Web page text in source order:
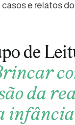
casos e relatos
de
da
infância